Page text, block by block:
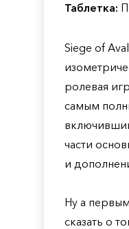
Таблетка:
Siege of
ролевая
самым
части
и
Ну а
сказать о